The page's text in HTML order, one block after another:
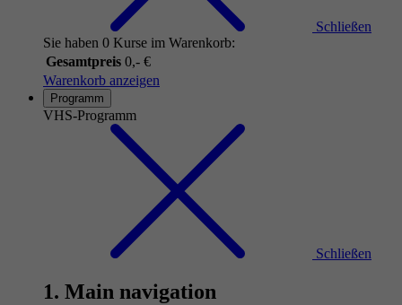
Schließen
Sie haben 0 Kurse im Warenkorb:
Gesamtpreis 0,- €
Warenkorb anzeigen
Programm
VHS-Programm
Schließen
1. Main navigation